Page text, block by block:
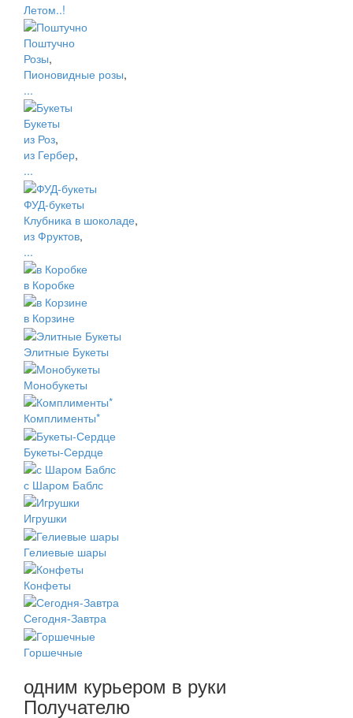
Летом..!
Поштучно
Розы,
Пионовидные розы,
...
Букеты
из Роз,
из Гербер,
...
ФУД-букеты
Клубника в шоколаде,
из Фруктов,
...
в Коробке
в Корзине
Элитные Букеты
Монобукеты
Комплименты*
Букеты-Сердце
с Шаром Баблс
Игрушки
Гелиевые шары
Конфеты
Сегодня-Завтра
Горшечные
одним курьером в руки
Получателю